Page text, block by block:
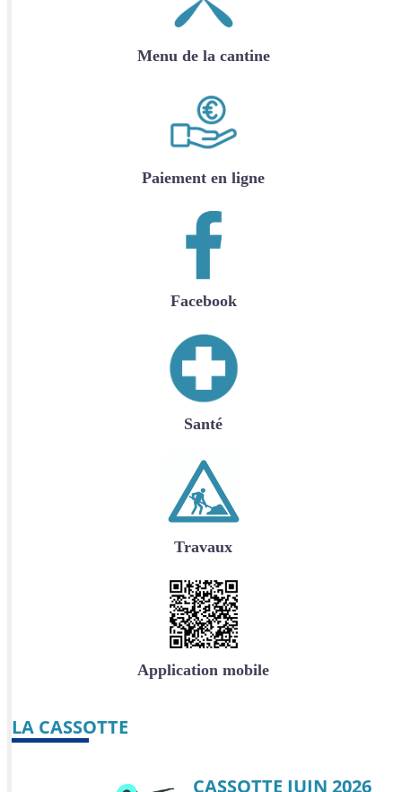
Menu de la cantine
Paiement en ligne
Facebook
Santé
Travaux
Application mobile
LA CASSOTTE
CASSOTTE JUIN 2026